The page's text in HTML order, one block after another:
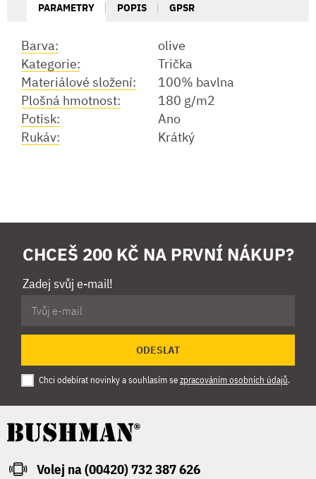
PARAMETRY POPIS GPSR
Barva:
olive
Kategorie:
Trička
Materiálové složení:
100% bavlna
Plošná hmotnost:
180 g/m2
Potisk:
Ano
Rukáv:
Krátký
CHCEŠ 200 KČ NA PRVNÍ NÁKUP?
Zadej svůj e-mail!
ODESLAT
Chci odebírat novinky a souhlasím sezpracováním osobních údajů.
Volej na (00420) 732 387 626